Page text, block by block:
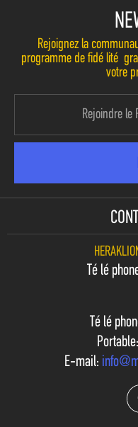
Rejoignez la
programme de fidélité
votre
Portable:
E-mail: